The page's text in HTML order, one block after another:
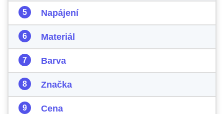
Napájení
Materiál
Barva
Značka
Cena